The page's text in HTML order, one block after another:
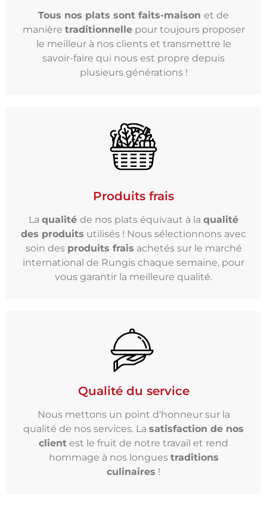
Tous nos plats sont faits-maison et de
manière traditionnelle pour toujours proposer
le meilleur à nos clients et transmettre le
savoir-faire qui nous est propre depuis
plusieurs générations !
Produits frais
La qualité de nos plats équivaut à la qualité
des produits utilisés ! Nous sélectionnons avec
soin des produits frais achetés sur le marché
international de Rungis chaque semaine, pour
vous garantir la meilleure qualité.
Qualité du service
Nous mettons un point d'honneur sur la
qualité de nos services. La satisfaction de nos
client est le fruit de notre travail et rend
hommage à nos longues traditions
culinaires !